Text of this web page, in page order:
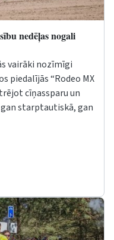
nedēļas nogali
vairāki nozīmīgi
piedalījās “Rodeo MX
cīņassparu un
starptautiskā, gan